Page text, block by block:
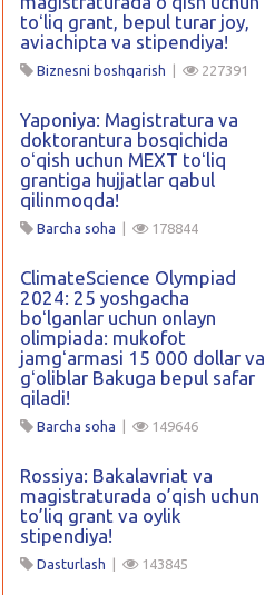
toʻliq grant, bepul turar joy,
aviachipta va stipendiya!
Biznesni boshqarish 227391
Yaponiya: Magistratura va
doktorantura bosqichida
oʻqish uchun MEXT toʻliq
grantiga hujjatlar qabul
qilinmoqda!
Barcha soha 178844
ClimateScience Olympiad
2024: 25 yoshgacha
boʻlganlar uchun onlayn
olimpiada: mukofot
jamgʻarmasi 15 000 dollar va
gʻoliblar Bakuga bepul safar
qiladi!
Barcha soha 149646
Rossiya: Bakalavriat va
magistraturada o’qish uchun
to’liq grant va oylik
stipendiya!
Dasturlash 143845